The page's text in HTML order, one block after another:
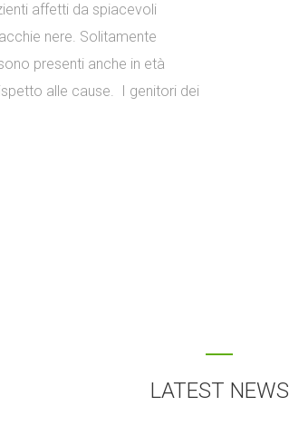
affetti da spiacevoli
nere. Solitamente
presenti anche in età
alle cause. I genitori dei
LATEST NEWS